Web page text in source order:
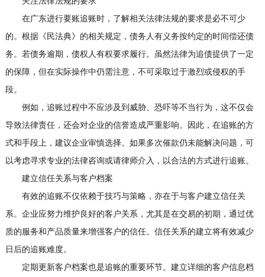
在广东进行要账追账时，了解相关法律法规的要求是必不可少
的。根据《民法典》的相关规定，债务人有义务按约定的时间偿还债
务。若债务逾期，债权人有权要求履行。虽然法律为追债提供了一定
的保障，但在实际操作中仍需注意，不可采取过于激烈或侵权的手
段。
例如，追账过程中不应涉及到威胁、恐吓等不当行为，这不仅会
导致法律责任，还会对企业的信誉造成严重影响。因此，在追账的方
式和手段上，建议企业审慎选择。如果多次催款仍未能解决问题，可
以考虑寻求专业的法律咨询或请律师介入，以合法的方式进行追账。
建立信任关系与客户档案
有效的追账不仅依赖于技巧与策略，亦在于与客户建立信任关
系。企业应努力维护良好的客户关系，尤其是在交易的初期，通过优
质的服务和产品质量来增强客户的信任。信任关系的建立将有效减少
日后的追账难度。
定期更新客户档案也是追账的重要环节。建立详细的客户信息档